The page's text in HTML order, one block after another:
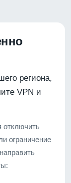
региона,
VPN и
отключить
ограничение